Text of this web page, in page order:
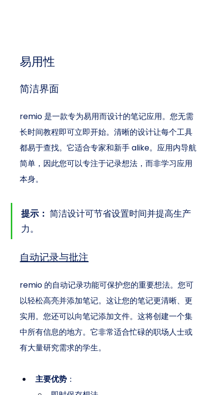
易用性
简洁界面
remio 是一款专为易用而设计的笔记应用。您无需
长时间教程即可立即开始。清晰的设计让每个工具
都易于查找。它适合专家和新手 alike。应用内导航
简单，因此您可以专注于记录想法，而非学习应用
本身。
提示： 简洁设计可节省设置时间并提高生产
力。
自动记录与批注
remio 的自动记录功能可保护您的重要想法。您可
以轻松高亮并添加笔记。这让您的笔记更清晰、更
实用。您还可以向笔记添加文件。这将创建一个集
中所有信息的地方。它非常适合忙碌的职场人士或
有大量研究需求的学生。
主要优势 ：